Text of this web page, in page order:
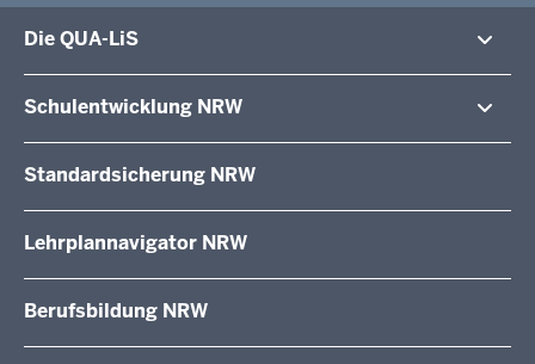
Die QUA-LiS
Anreise
Veröffentlichungen
Organisation
Stellenangebote
Schulentwicklung NRW
Evaluation/Diagnose
Professionalisierung
Standardsicherung NRW
Lehrplannavigator NRW
Berufsbildung NRW